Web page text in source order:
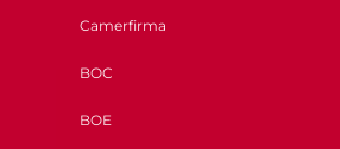
Camerfirma
BOC
BOE